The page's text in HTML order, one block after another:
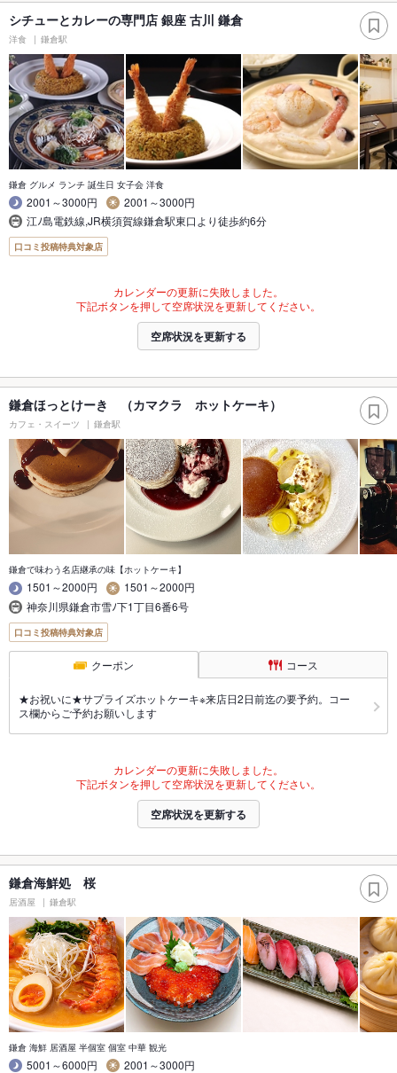
シチューとカレーの専門店 銀座 古川 鎌倉
洋食 鎌倉駅
鎌倉 グルメ ランチ 誕生日 女子会 洋食
2001～3000円
2001～3000円
江ﾉ島電鉄線,JR横須賀線鎌倉駅東口より徒歩約6分
口コミ投稿特典対象店
カレンダーの更新に失敗しました。
下記ボタンを押して空席状況を更新してください。
空席状況を更新する
鎌倉ほっとけーき （カマクラ ホットケーキ）
カフェ・スイーツ 鎌倉駅
鎌倉で味わう名店継承の味【ホットケーキ】
1501～2000円
1501～2000円
神奈川県鎌倉市雪ﾉ下1丁目6番6号
口コミ投稿特典対象店
クーポン コース
★お祝いに★サプライズホットケーキ※来店日2日前迄の要予約。コー
ス欄からご予約お願いします
カレンダーの更新に失敗しました。
下記ボタンを押して空席状況を更新してください。
空席状況を更新する
鎌倉海鮮処 桜
居酒屋 鎌倉駅
鎌倉 海鮮 居酒屋 半個室 個室 中華 観光
5001～6000円 2001～3000円